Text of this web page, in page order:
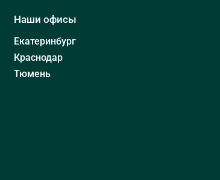
Наши офисы
Екатеринбург
Краснодар
Тюмень